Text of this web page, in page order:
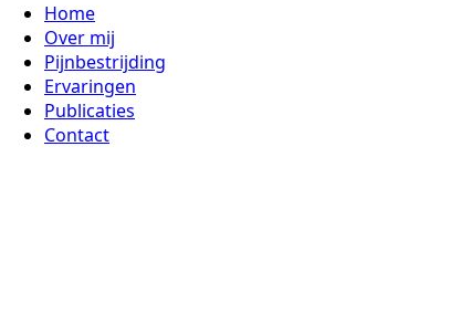
Home
Over mij
Pijnbestrijding
Ervaringen
Publicaties
Contact